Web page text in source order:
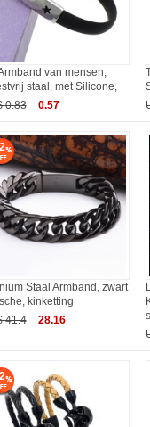
van mensen,
staal, met Silicone,
0.83
0.57
Staal Armband, zwart
kinketting
41.4
28.16